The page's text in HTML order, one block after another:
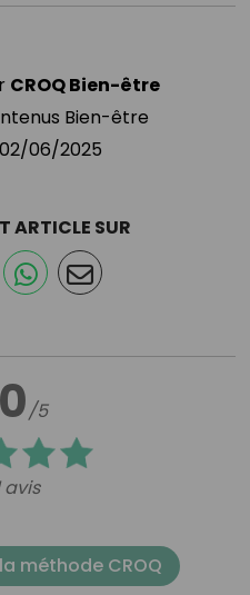
CROQ Bien-être
Bien-être
02/06/2025
/5
avis
ARTICLE SUR
méthode CROQ